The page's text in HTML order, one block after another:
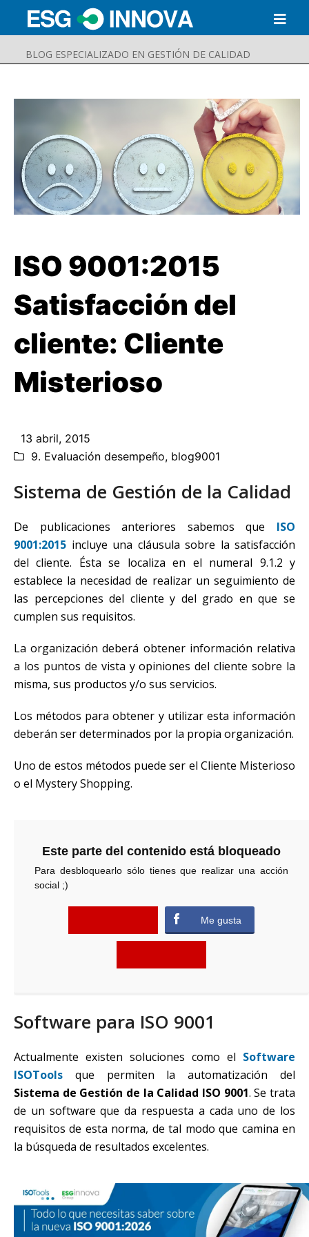
BLOG ESPECIALIZADO EN GESTIÓN DE CALIDAD
Buscar Enviar
ISO 9001:2015
Satisfacción del
cliente: Cliente
Misterioso
13 abril, 2015
9. Evaluación desempeño, blog9001
Sistema de Gestión de la Calidad
De publicaciones anteriores sabemos que ISO
9001:2015 incluye una cláusula sobre la satisfacción
del cliente. Ésta se localiza en el numeral 9.1.2 y
establece la necesidad de realizar un seguimiento de
las percepciones del cliente y del grado en que se
cumplen sus requisitos.
La organización deberá obtener información relativa
a los puntos de vista y opiniones del cliente sobre la
misma, sus productos y/o sus servicios.
Los métodos para obtener y utilizar esta información
deberán ser determinados por la propia organización.
Uno de estos métodos puede ser el Cliente Misterioso
o el Mystery Shopping.
Este parte del contenido está bloqueado
Para desbloquearlo sólo tienes que realizar una acción
social ;)
Me gusta
Software para ISO 9001
Actualmente existen soluciones como el Software
ISOTools que permiten la automatización del
Sistema de Gestión de la Calidad ISO 9001. Se trata
de un software que da respuesta a cada uno de los
requisitos de esta norma, de tal modo que camina en
la búsqueda de resultados excelentes.